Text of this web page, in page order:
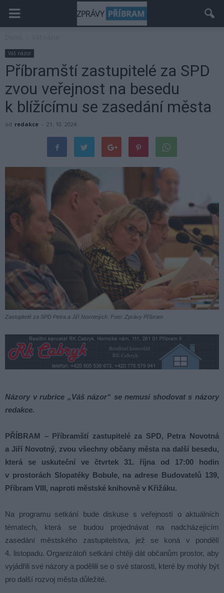
Váš názor
Příbramští zastupitelé za SPD
zvou veřejnost na besedu
k blížícímu se zasedání města
od redakce - 21. 10. 2024
Zastupitelé za SPD Petra a Jiří Novotných. Foto: Zprávy Příbram
Názory v rubrice „Váš názor“ se nemusí shodovat s názory
redakce.
PŘÍBRAM – Příbramští zastupitelé za SPD, Petra Novotná
a Jiří Novotný, zvou všechny občany města na další besedu,
která se uskuteční ve čtvrtek 31. října od 17:00 hodin
v prostorách Slopatéky Bobule, na adrese Budovatelů 139,
Příbram VIII, naproti městské knihovně v Křižáku.
Na programu setkání bude diskuse s veřejností o aktuálních
tématech, která se budou projednávat na nadcházejícím
zasedání městského zastupitelstva, jež se koná v pondělí
4. listopadu. Organizátoři setkání chtějí dát občanům prostor, aby
vyjádřili své názory a podělili se o své starosti, které by mohly být
pro další rozvoj města důležité.